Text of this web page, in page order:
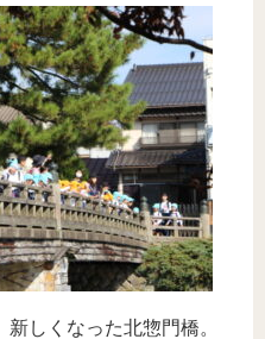
しくなった北惣門橋。